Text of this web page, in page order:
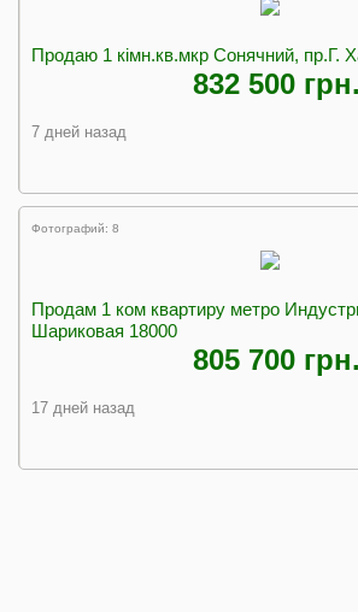
Продаю 1 кімн.кв.мкр Сонячний, пр.Г.
832 500 грн.
7 дней назад
Фотографий: 8
Продам 1 ком квартиру метро
Шариковая 18000
805 700 грн.
17 дней назад